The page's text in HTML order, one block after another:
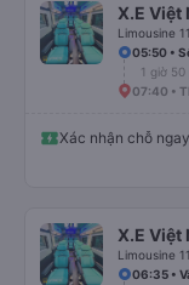
X.E Việt
Limousine
05:50 •
1 giờ 50
07:40 •
Xác nhận chỗ
X.E Việt
Limousine
06:35 •